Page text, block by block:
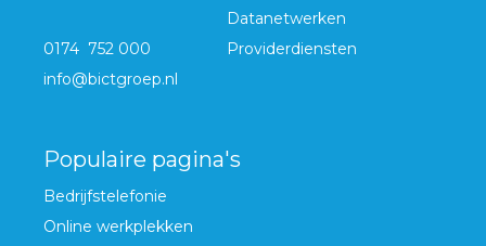
0174 752 000
info@bictgroep.nl
Datanetwerken
Providerdiensten
Populaire pagina's
Bedrijfstelefonie
Online werkplekken